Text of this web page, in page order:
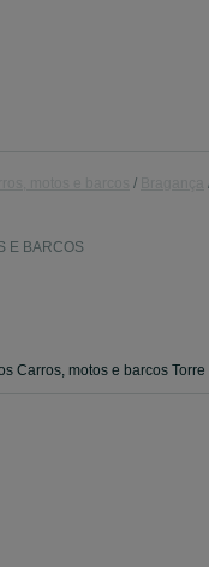
E BARCOS